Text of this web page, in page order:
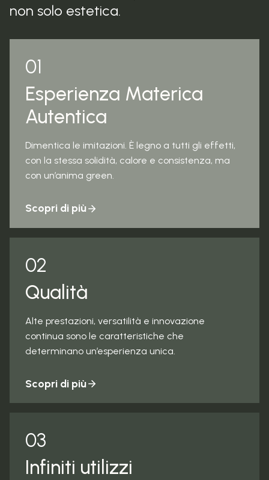
non solo estetica.
01
Esperienza Materica
Autentica
Dimentica le imitazioni. È legno a tutti gli effetti,
con la stessa solidità, calore e consistenza, ma
con un’anima green.
Scopri di più
02
Qualità
Alte prestazioni, versatilità e innovazione
continua sono le caratteristiche che
determinano un’esperienza unica.
Scopri di più
03
Infiniti utilizzi